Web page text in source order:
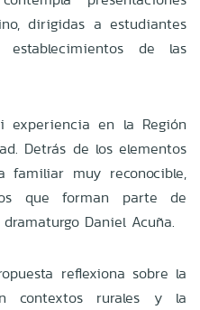
dirigidas a estudiantes
de las
experiencia en la Región
Detrás de los elementos
familiar muy reconocible,
que forman parte de
Daniel Acuña.
reflexiona sobre la
contextos rurales y la